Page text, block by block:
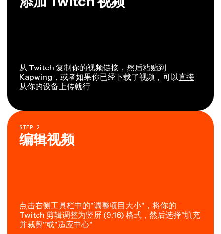
从 Twitch 复制你的视频链接，然后粘贴到
Kapwing，或者如果你已经下载了视频，可以直接
从你的设备上传就行
STEP 2
编辑视频
点击右侧工具栏中的"调整项目大小"，将你的
Twitch 剪辑调整为竖屏 (9:16) 格式，然后选择"填充
并裁剪"或"适应中心"